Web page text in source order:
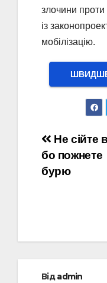
злочини проти
із
мобілізацію.
ШВИДШЕ
записів
Не сійте
бо пожнете
бурю
Відadmin